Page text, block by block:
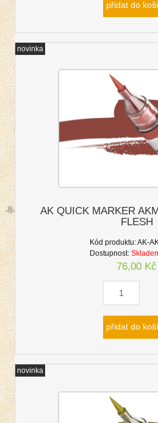
přidat do
AK QUICK MARKER
FLESH
Kód produktu:AK-
Dostupnost:
76,00 Kč
přidat do
novinka
novinka